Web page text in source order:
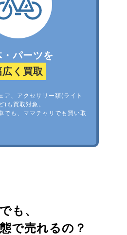
・パーツを
広く買取
ア、アクセサリー類(ライト
)も買取対象。
でも、ママチャリでも買い取
でも、
で売れるの？